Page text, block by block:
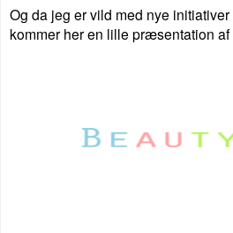
Og da jeg er vild med nye
kommer her en lille præsentation af